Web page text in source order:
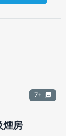
7+
煙房